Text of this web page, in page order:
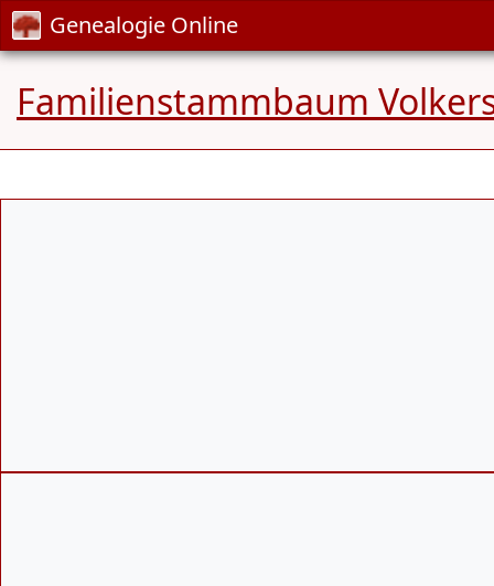
Genealogie Online
Familienstammbaum